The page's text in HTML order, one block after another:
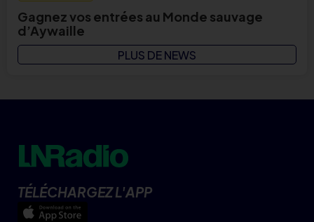
Gagnez vos entrées au Monde sauvage
d’Aywaille
PLUS DE NEWS
TÉLÉCHARGEZ L'APP